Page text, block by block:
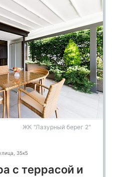
ЖК "Лазурный берег 2"
35к5
с террасой и